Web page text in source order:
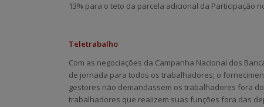
13% para o teto da parcela adicional da Participação
Teletrabalho
Com as negociações da Campanha Nacional dos
de jornada para todos os trabalhadores; o
gestores não demandassem os trabalhadores fora
trabalhadores que realizem suas funções fora das